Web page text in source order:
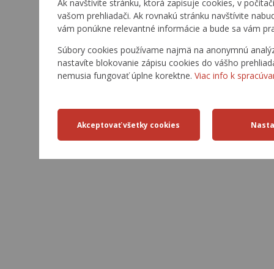
Ak navštívite stránku, ktorá zapisuje cookies, v
vašom prehliadači. Ak rovnakú stránku navštívite
vám ponúkne relevantné informácie a bude sa vám
Súbory cookies používame najmä na anonymnú
nastavíte blokovanie zápisu cookies do vášho
nemusia fungovať úplne korektne. Viac info k